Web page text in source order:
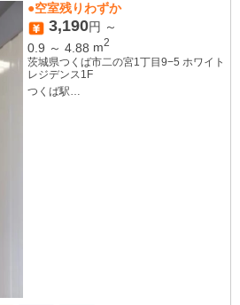
●空室残りわずか
3,190円 ～
0.9 ～ 4.88 m2
茨城県つくば市二の宮1丁目9−5 ホワイト
レジデンス1F
つくば駅